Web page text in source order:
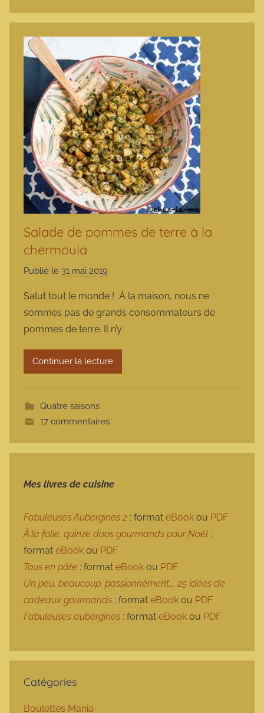
Salade de pommes de terre à la
chermoula
Publié le 31 mai 2019
r
m
a
r
m
e
Salut tout le monde ! À la maison, nous ne
sommes pas de grands consommateurs de
pommes de terre. Il n’y
Continuer la lecture
Quatre saisons
17 commentaires
Mes livres de cuisine
Fabuleuses Aubergines 2 : format eBook ou PDF
À la folie, quinze duos gourmands pour Noël :
format eBook ou PDF
Tous en pâte : format eBook ou PDF
Un peu, beaucoup, passionnément…, 25 idées de
cadeaux gourmands : format eBook ou PDF
Fabuleuses aubergines : format eBook ou PDF
Catégories
Boulettes Mania